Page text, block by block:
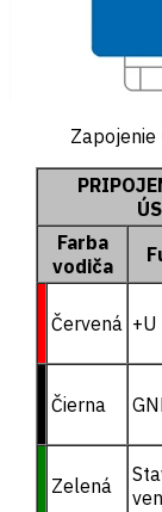
Zapojenie
Farba
vodiča
Červená +U
Čierna
Zelená